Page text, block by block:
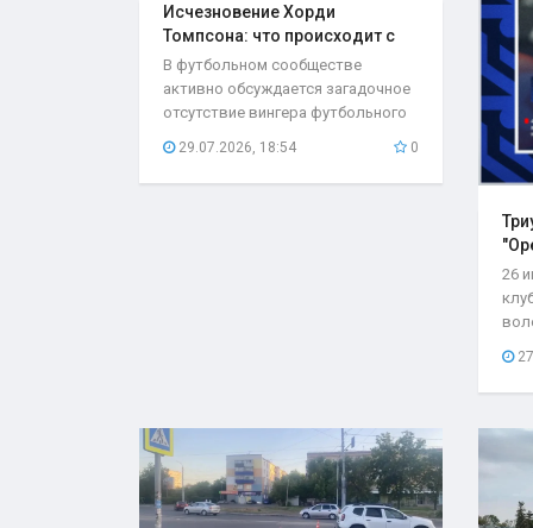
Исчезновение Хорди
Томпсона: что происходит с
игроком..
В футбольном сообществе
активно обсуждается загадочное
отсутствие вингера футбольного
клуба «Оренбург»...
29.07.2026, 18:54 0
26